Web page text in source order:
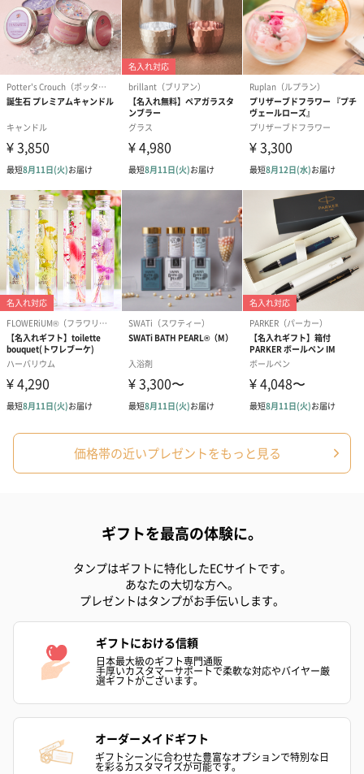
価格帯の近いプレゼントをもっと見る
ギフトを最高の体験に。
タンプはギフトに特化したECサイトです。
あなたの大切な方へ。
プレゼントはタンプがお手伝いします。
ギフトにおける信頼
日本最大級のギフト専門通販
手厚いカスタマーサポートで柔軟な対応やバイヤー厳
選ギフトがございます。
オーダーメイドギフト
ギフトシーンに合わせた豊富なオプションで特別な日
を彩るカスタマイズが可能です。